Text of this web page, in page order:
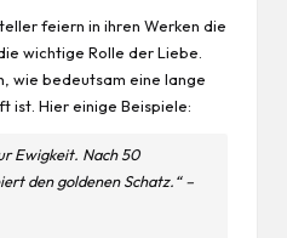
feiern in ihren Werken die
wichtige Rolle der Liebe.
wie bedeutsam eine lange
ist. Hier einige Beispiele:
Ewigkeit. Nach 50
den goldenen Schatz.“ –